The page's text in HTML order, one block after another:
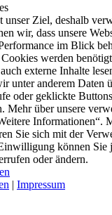
unser Ziel, deshalb
wir, dass unsere
im Blick
werden
externe Inhalte
unter anderem Daten
oder geklickte
Mehr über unsere
Informationen“.
Sie sich mit der
können Sie
oder ändern.
| Impressum